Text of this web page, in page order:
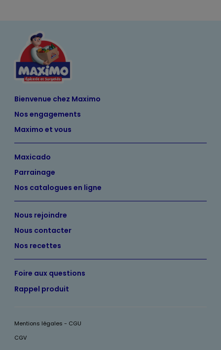
Bienvenue chez Maximo
Nos engagements
Maximo et vous
Maxicado
Parrainage
Nos catalogues en ligne
Nous rejoindre
Nous contacter
Nos recettes
Foire aux questions
Rappel produit
Mentions légales - CGU
CGV